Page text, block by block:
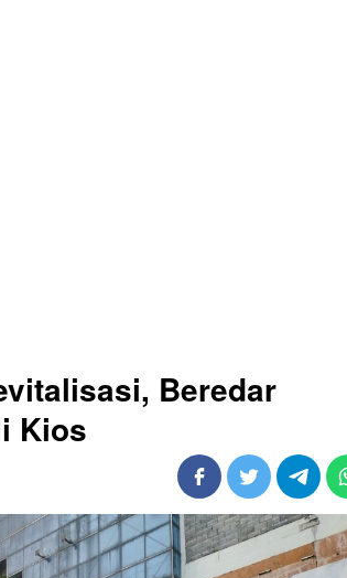
Beredar
Kios